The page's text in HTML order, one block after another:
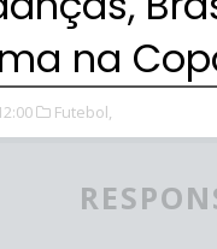
na
Futebol,